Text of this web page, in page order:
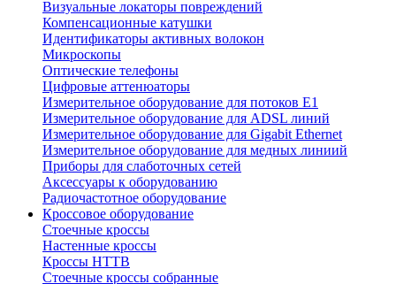
Визуальные локаторы повреждений
Компенсационные катушки
Идентификаторы активных волокон
Микроскопы
Оптические телефоны
Цифровые аттенюаторы
Измерительное оборудование для потоков Е1
Измерительное оборудование для ADSL линий
Измерительное оборудование для Gigabit Ethernet
Измерительное оборудование для медных линиий
Приборы для слаботочных сетей
Аксессуары к оборудованию
Радиочастотное оборудование
Кроссовое оборудование
Стоечные кроссы
Настенные кроссы
Кроссы HTTB
Стоечные кроссы собранные